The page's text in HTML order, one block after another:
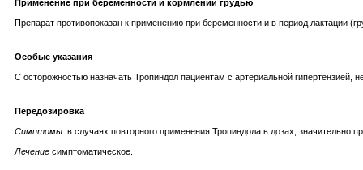
Применение при беременности и кормлении грудью
Препарат противопоказан к применению при беременности и в период лактации
Особые указания
С осторожностью назначать Тропиндол пациентам с артериальной
Передозировка
Симптомы: в случаях повторного применения Тропиндола в дозах, значительно
Лечение симптоматическое.